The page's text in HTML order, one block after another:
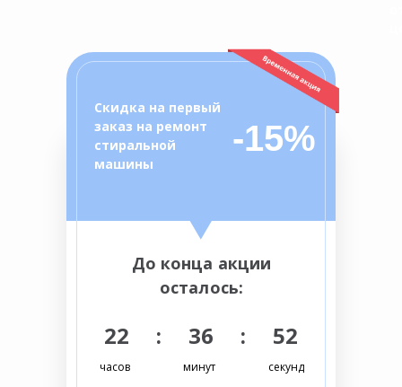
22 : 36 : 51
До конца акции
осталось:
Скидка на первый
заказ на ремонт
стиральной
машины
-15%
секунд
минут
часов